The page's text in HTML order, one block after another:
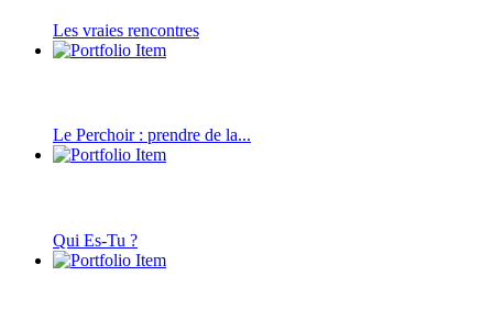
Les vraies rencontres
Le Perchoir : prendre de la...
Qui Es-Tu ?